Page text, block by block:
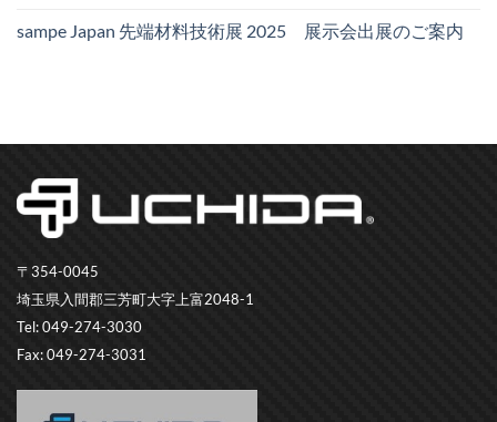
sampe Japan 先端材料技術展 2025 展示会出展のご案内
〒354-0045
埼玉県入間郡三芳町大字上富2048-1
Tel: 049-274-3030
Fax: 049-274-3031